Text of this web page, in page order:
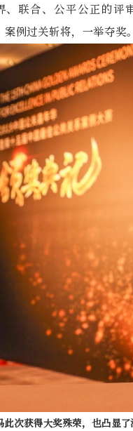
、联合、公平公正的
例过关斩将，一举夺奖。
此次获得大奖殊荣，也凸显